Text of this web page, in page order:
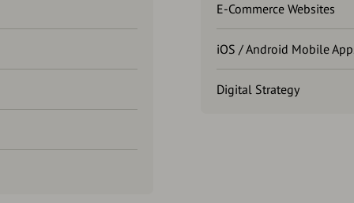
E-Commerce Websites
iOS / Android Mobile
Digital Strategy